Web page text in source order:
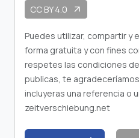
CC BY 4.0 arrow_outward
Puedes utilizar, compartir y
forma gratuita y con fines
respetes las condiciones
publicas, te
incluyeras una referencia o
zeitverschiebung.net